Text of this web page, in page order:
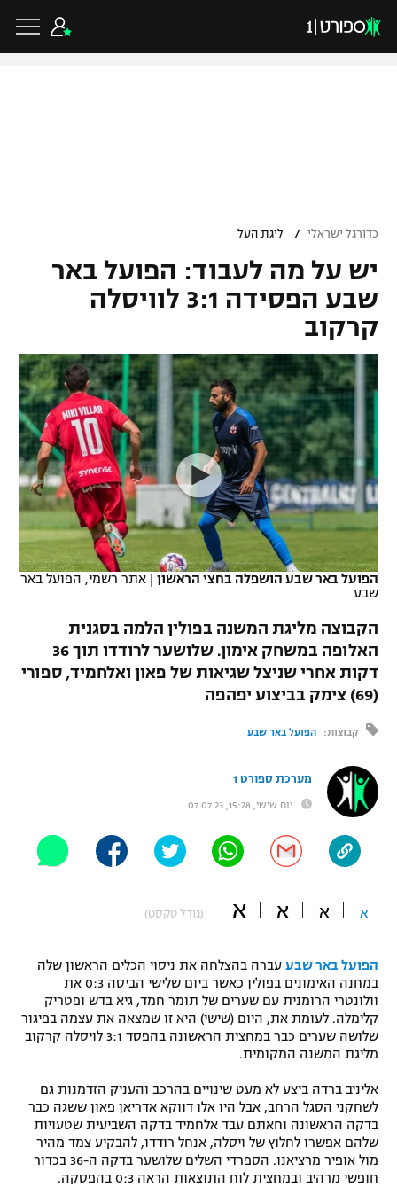
VOD
רץ ברשת
תוצאות
לוח שידורים
ברחבה
"מחצית בשכונה" – פודקאסט
תקנון עבור פעילות אלקטרה
תקנון עבור פעילות ספורט 1 – "מרלן"
גיימינג E-Sports
תנאי שימוש
מדיניות פרטיות
תקנון פעילות ספורט 1
גביע הטוטו
ליגיונרים
גביע המדינה
נבחרת ישראל
מכבי חיפה
בית"ר ירושלים
מכבי תל אביב
הפועל תל אביב
הפועל חיפה
הפועל באר שבע
ליגת האלופות
ליגה אירופית
ליגה אנגלית
ליגה גרמנית
ליגה ספרדית
ליגה איטלקית
ליגה צרפתית
ליגה הולנדית
ליגה סינית
ליגה ברזילאית
ליגות נוספות
כדורסל ישראלי
ליגת ווינר סל
ליגה לאומית
כדורסל נשים
מכבי תל אביב
הפועל חולון
הפועל ירושלים
דני אבדיה
כדורסל עולמי
NBA
יורוליג
יורוקאפ
ענפים נוספים
טניס
כדוריד
כדורעף
שחייה
אגרוף
ספורט אולימפי
היאבקות WWE
כדורמים
פוטבול אמריקאי NFL
בייסבול MLB
ספורט אתגרי ואקסטרים
אומנויות לחימה
גיימינג E-Sports
כדורגל ישראלי / ליגת העל
יש על מה לעבוד: הפועל באר
שבע הפסידה 3:1 לוויסלה
קרקוב
הפועל באר שבע הושפלה בחצי הראשון | אתר רשמי, הפועל באר
שבע
הקבוצה מליגת המשנה בפולין הלמה בסגנית
האלופה במשחק אימון. שלושער לרודדו תוך 36
דקות אחרי שניצל שגיאות של פאון ואלחמיד, ספורי
(69) צימק בביצוע יפהפה
קבוצות: הפועל באר שבע
מערכת ספורט 1
יום שישי, 15:28, 07.07.23
א א א א (גודל טקסט)
הפועל באר שבע עברה בהצלחה את ניסוי הכלים הראשון שלה
במחנה האימונים בפולין כאשר ביום שלישי הביסה 0:3 את
וולונטרי הרומנית עם שערים של תומר חמד, גיא בדש ופטריק
קלימלה. לעומת את, היום (שישי) היא זו שמצאה את עצמה בפיגור
שלושה שערים כבר במחצית הראשונה בהפסד 3:1 לויסלה קרקוב
מליגת המשנה המקומית.
אליניב ברדה ביצע לא מעט שינויים בהרכב והעניק הזדמנות גם
לשחקני הסגל הרחב, אבל היו אלו דווקא אדריאן פאון ששגה כבר
בדקה הראשונה וחאתם עבד אלחמיד בדקה השביעית שטעויות
שלהם אפשרו לחלוץ של ויסלה, אנחל רודדו, להבקיע צמד מהיר
מול אופיר מרציאנו. הספרדי השלים שלושער בדקה ה-36 בכדור
חופשי מרהיב ובמחצית לוח התוצאות הראה 0:3 בהפסקה.